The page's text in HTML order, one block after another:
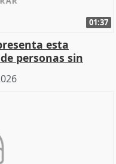
01:37
esta
personas sin